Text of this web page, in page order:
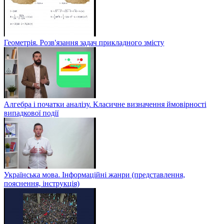
Геометрія. Розв'язання задач прикладного змісту
Алгебра і початки аналізу. Класичне визначення ймовірності
випадкової події
Українська мова. Інформаційні жанри (представлення,
пояснення, інструкція)